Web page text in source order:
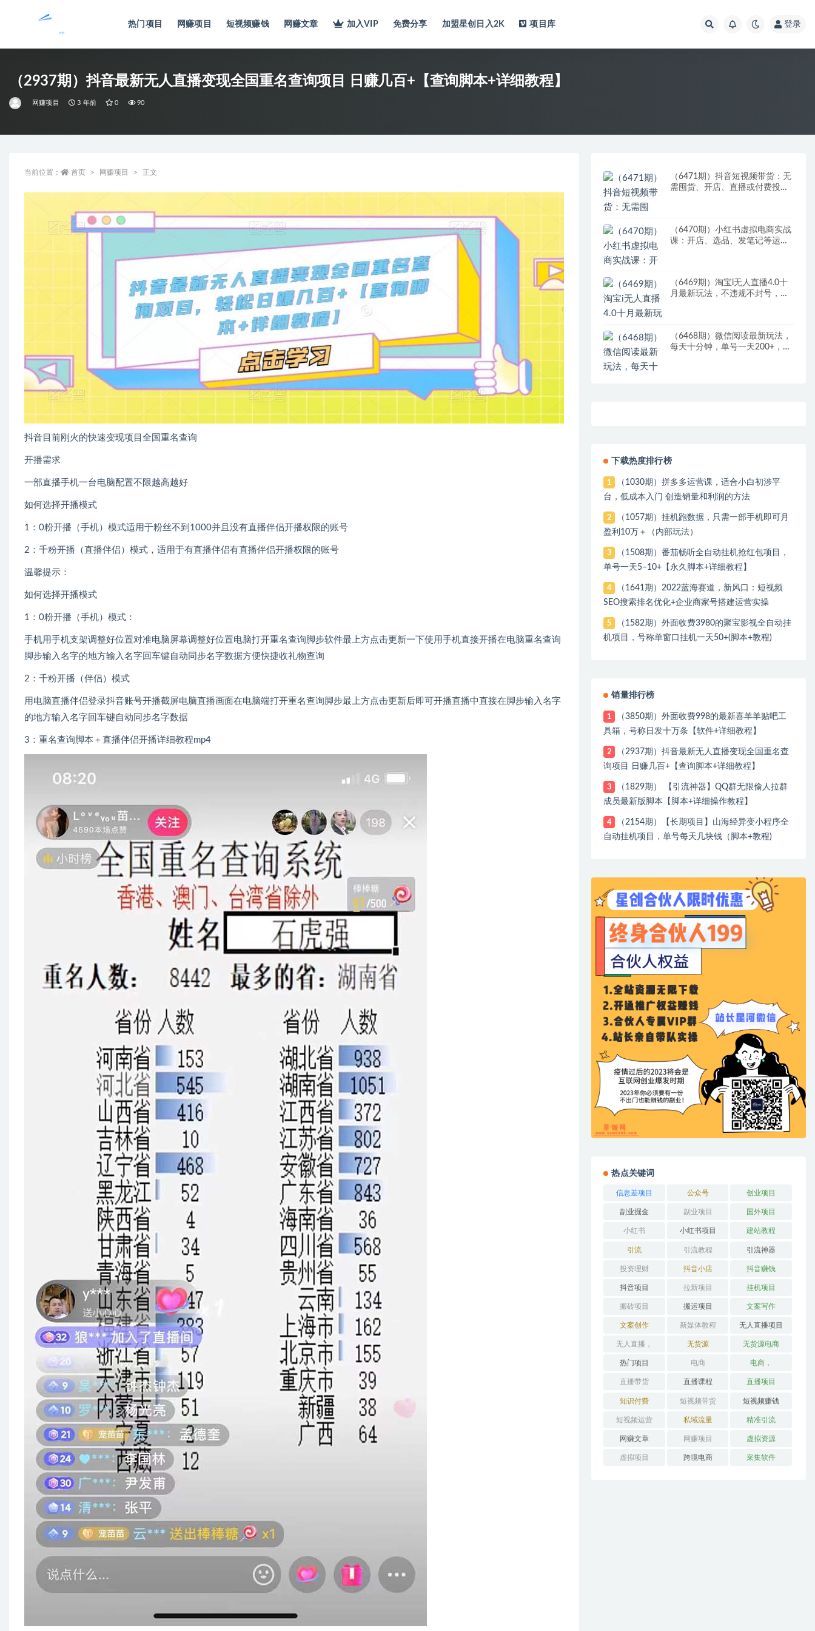
热门项目 网赚项目 短视频赚钱 网赚文章 加入VIP 免费分享 加盟星创日入2K 项目库 登录
（2937期）抖音最新无人直播变现全国重名查询项目 日赚几百+【查询脚本+详细教程】
网赚项目 3 年前 0 90
当前位置： 首页 网赚项目 正文
抖音目前刚火的快速变现项目全国重名查询
开播需求
一部直播手机一台电脑配置不限越高越好
如何选择开播模式
1：0粉开播（手机）模式适用于粉丝不到1000并且没有直播伴侣开播权限的账号
2：千粉开播（直播伴侣）模式，适用于有直播伴侣有直播伴侣开播权限的账号
温馨提示：
如何选择开播模式
1：0粉开播（手机）模式：
手机用手机支架调整好位置对准电脑屏幕调整好位置电脑打开重名查询脚步软件最上方点击更新一下使用手机直接开播在电脑重名查询
脚步输入名字的地方输入名字回车键自动同步名字数据方便快捷收礼物查询
2：千粉开播（伴侣）模式
用电脑直播伴侣登录抖音账号开播截屏电脑直播画面在电脑端打开重名查询脚步最上方点击更新后即可开播直播中直接在脚步输入名字
的地方输入名字回车键自动同步名字数据
3：重名查询脚本＋直播伴侣开播详细教程mp4
（6471期）抖音短视频带货：无
需囤货、开店、直播或付费投
（6470期）小红书虚拟电商实战
课：开店、选品、发笔记等运营
（6469期）淘宝i无人直播4.0十
月最新玩法，不违规不封号，完
（6468期）微信阅读最新玩法，
每天十分钟，单号一天200+，简
下载热度排行榜
1
（1030期）拼多多运营课，适合小白初涉平
台，低成本入门 创造销量和利润的方法
2
（1057期）挂机跑数据，只需一部手机即可月
盈利10万＋（内部玩法）
3
（1508期）番茄畅听全自动挂机抢红包项目，
单号一天5–10+【永久脚本+详细教程】
4
（1641期）2022蓝海赛道，新风口：短视频
SEO搜索排名优化+企业商家号搭建运营实操
5
（1582期）外面收费3980的聚宝影视全自动挂
机项目，号称单窗口挂机一天50+(脚本+教程)
销量排行榜
1
（3850期）外面收费998的最新喜羊羊贴吧工
具箱，号称日发十万条【软件+详细教程】
2
（2937期）抖音最新无人直播变现全国重名查
询项目 日赚几百+【查询脚本+详细教程】
3
（1829期） 【引流神器】QQ群无限偷人拉群
成员最新版脚本【脚本+详细操作教程】
4
（2154期）【长期项目】山海经异变小程序全
自动挂机项目，单号每天几块钱（脚本+教程)
热点关键词
信息差项目 公众号 创业项目
副业掘金 副业项目 国外项目
小红书 小红书项目 建站教程
引流 引流教程 引流神器
投资理财 抖音小店 抖音赚钱
抖音项目 拉新项目 挂机项目
搬砖项目 搬运项目 文案写作
文案创作 新媒体教程 无人直播项目
无人直播， 无货源 无货源电商
热门项目 电商 电商，
直播带货 直播课程 直播项目
知识付费 短视频带货 短视频赚钱
短视频运营 私域流量 精准引流
网赚文章 网赚项目 虚拟资源
虚拟项目 跨境电商 采集软件